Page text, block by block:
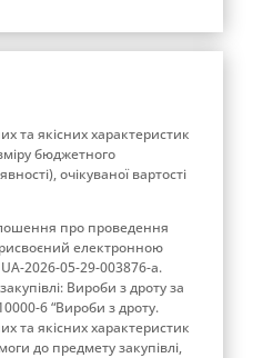
та якісних характеристик
бюджетного
очікуваної вартості
про проведення
електронною
2026-05-29-003876-a.
Вироби з дроту за
6 “Вироби з дроту.
та якісних характеристик
до предмету закупівлі,